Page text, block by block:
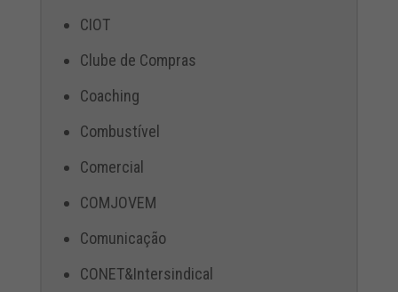
CIOT
Clube de Compras
Coaching
Combustível
Comercial
COMJOVEM
Comunicação
CONET&Intersindical